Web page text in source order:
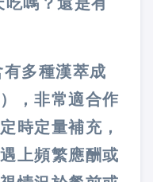
多種漢萃成
，非常適合作
時定量補充，
上頻繁應酬或